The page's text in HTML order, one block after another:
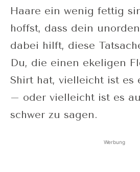
Haare ein wenig fettig
hoffst, dass dein
dabei hilft, diese
Du, die einen ekeligen
Shirt hat, vielleicht ist es
– oder vielleicht ist es
schwer zu sagen.
Werbung